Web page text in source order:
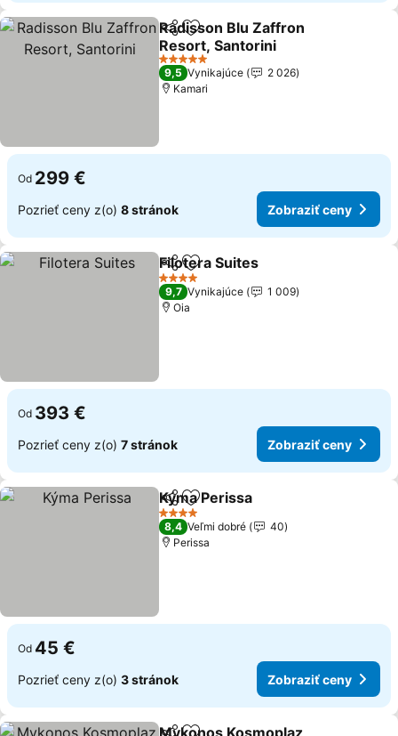
ZdieľaťPridať do obľúbených
Radisson Blu Zaffron
Resort, Santorini
Zobraziť ceny
5 Počet hviezdičiek
9,5 Vynikajúce
2 026
Kamari
Od 299 €
Pozrieť ceny z(o) 8 stránok Zobraziť ceny
ZdieľaťPridať do obľúbených
Filotera Suites
4 Počet hviezdičiek
9,7 Vynikajúce
1 009
Oia
Od 393 €
Pozrieť ceny z(o) 7 stránok Zobraziť ceny
ZdieľaťPridať do obľúbených
Kýma Perissa
4 Počet hviezdičiek
8,4 Veľmi dobré
40
Perissa
Od 45 €
Pozrieť ceny z(o) 3 stránok Zobraziť ceny
Mykonos Kosmoplaz